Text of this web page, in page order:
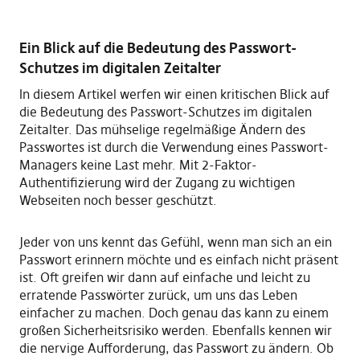
Ein Blick auf die Bedeutung des Passwort-
Schutzes im digitalen Zeitalter
In diesem Artikel werfen wir einen kritischen Blick auf
die Bedeutung des Passwort-Schutzes im digitalen
Zeitalter. Das mühselige regelmäßige Ändern des
Passwortes ist durch die Verwendung eines Passwort-
Managers keine Last mehr. Mit 2-Faktor-
Authentifizierung wird der Zugang zu wichtigen
Webseiten noch besser geschützt.
Jeder von uns kennt das Gefühl, wenn man sich an ein
Passwort erinnern möchte und es einfach nicht präsent
ist. Oft greifen wir dann auf einfache und leicht zu
erratende Passwörter zurück, um uns das Leben
einfacher zu machen. Doch genau das kann zu einem
großen Sicherheitsrisiko werden. Ebenfalls kennen wir
die nervige Aufforderung, das Passwort zu ändern. Ob